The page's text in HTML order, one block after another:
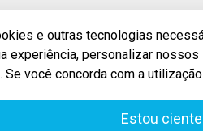
e outras tecnologias
experiência, personalizar
Se você concorda com a
Estou ciente